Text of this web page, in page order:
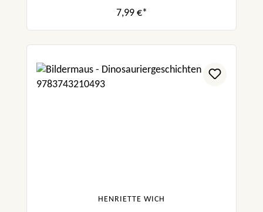
7,99 €*
HENRIETTE WICH